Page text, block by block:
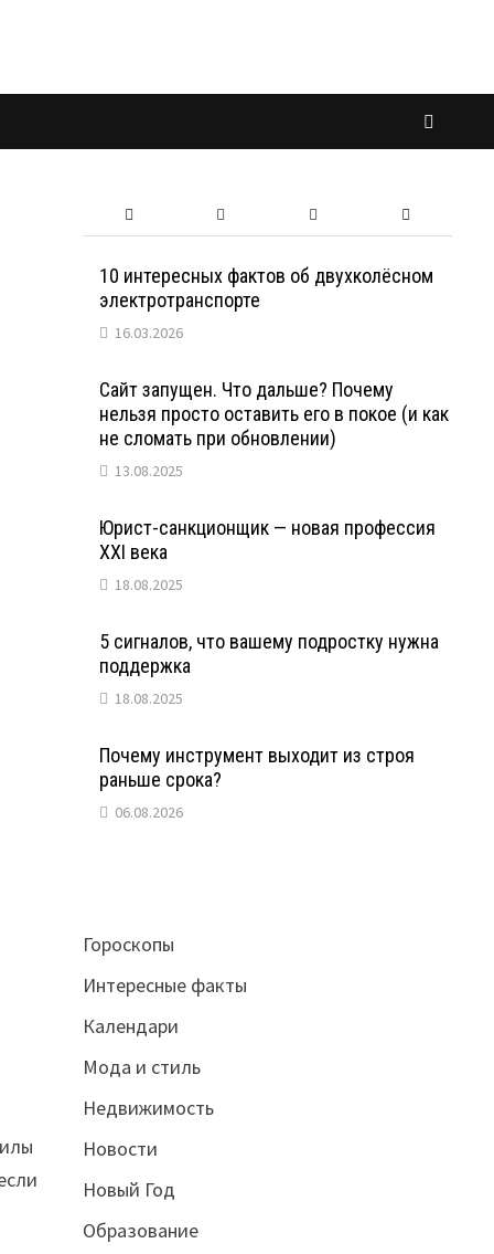
10 интересных фактов об двухколёсном
электротранспорте
16.03.2026
Сайт запущен. Что дальше? Почему
нельзя просто оставить его в покое (и как
не сломать при обновлении)
13.08.2025
Юрист-санкционщик — новая профессия
XXI века
18.08.2025
5 сигналов, что вашему подростку нужна
поддержка
18.08.2025
Почему инструмент выходит из строя
раньше срока?
06.08.2026
Гороскопы
Интересные факты
Календари
Мода и стиль
Недвижимость
Новости
Новый Год
Образование